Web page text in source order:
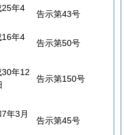
年4
告示第43号
年4
告示第50号
年12
告示第150号
年3月
告示第45号